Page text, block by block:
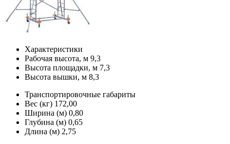
Характеристики
Рабочая высота, м 9,3
Высота площадки, м 7,3
Высота вышки, м 8,3
Транспортировочные габариты
Вес (кг) 172,00
Ширина (м) 0,80
Глубина (м) 0,65
Длина (м) 2,75